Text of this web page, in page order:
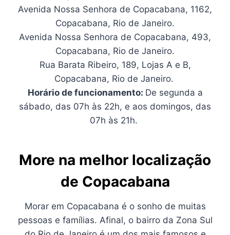
Avenida Nossa Senhora de Copacabana, 1162,
Copacabana, Rio de Janeiro.
Avenida Nossa Senhora de Copacabana, 493,
Copacabana, Rio de Janeiro.
Rua Barata Ribeiro, 189, Lojas A e B,
Copacabana, Rio de Janeiro.
Horário de funcionamento: De segunda a
sábado, das 07h às 22h, e aos domingos, das
07h às 21h.
More na melhor localização
de Copacabana
Morar em Copacabana é o sonho de muitas
pessoas e famílias. Afinal, o bairro da Zona Sul